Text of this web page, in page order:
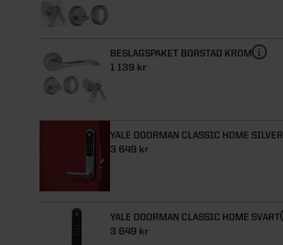
BESLAGSPAKET BORSTAD KROM
1 139 kr
YALE DOORMAN CLASSIC HOME SILVER
3 649 kr
YALE DOORMAN CLASSIC HOME SVART
3 649 kr